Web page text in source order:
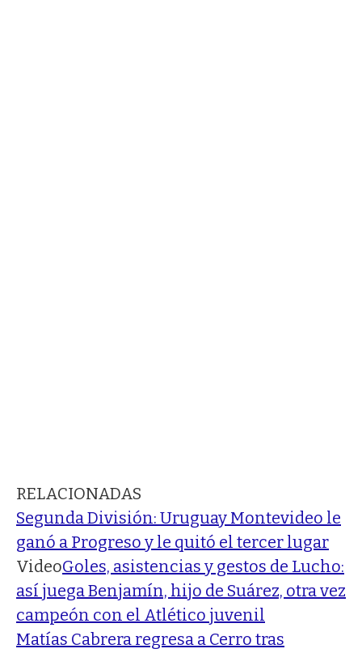
RELACIONADAS
Segunda División: Uruguay Montevideo le
ganó a Progreso y le quitó el tercer lugar
VideoGoles, asistencias y gestos de Lucho:
así juega Benjamín, hijo de Suárez, otra vez
campeón con el Atlético juvenil
Matías Cabrera regresa a Cerro tras